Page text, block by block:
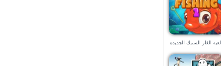
لعبة الغاز السمك الجديدة